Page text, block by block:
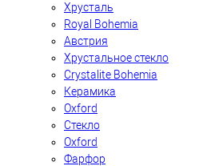
Хрусталь
Royal Bohemia
Австрия
Хрустальное стекло
Crystalite Bohemia
Керамика
Oxford
Стекло
Oxford
Фарфор